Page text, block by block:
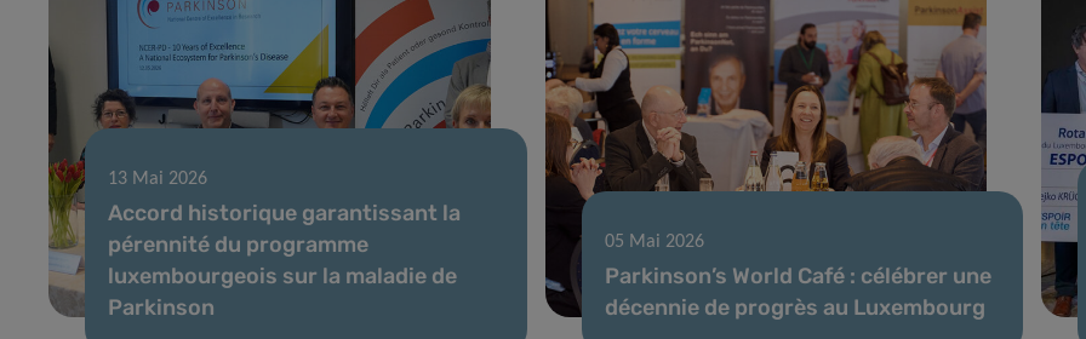
13 Mai 2026
Accord historique garantissant la
pérennité du programme
luxembourgeois sur la maladie de
Parkinson
05 Mai 2026
Parkinson’s World Café : célébrer une
décennie de progrès au Luxembourg